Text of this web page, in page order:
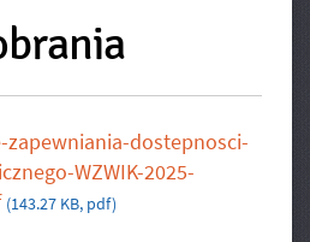
zapewniania-dostepnosci-
WZWIK-2025-
(143.27 KB, pdf)